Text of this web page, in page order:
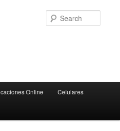
Online Celulares